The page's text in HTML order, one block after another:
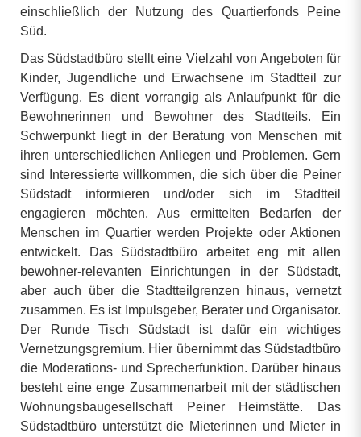
einschließlich der Nutzung des Quartierfonds Peine
Süd.
Das Südstadtbüro stellt eine Vielzahl von Angeboten für
Kinder, Jugendliche und Erwachsene im Stadtteil zur
Verfügung. Es dient vorrangig als Anlaufpunkt für die
Bewohnerinnen und Bewohner des Stadtteils. Ein
Schwerpunkt liegt in der Beratung von Menschen mit
ihren unterschiedlichen Anliegen und Problemen. Gern
sind Interessierte willkommen, die sich über die Peiner
Südstadt informieren und/oder sich im Stadtteil
engagieren möchten. Aus ermittelten Bedarfen der
Menschen im Quartier werden Projekte oder Aktionen
entwickelt. Das Südstadtbüro arbeitet eng mit allen
bewohner-relevanten Einrichtungen in der Südstadt,
aber auch über die Stadtteilgrenzen hinaus, vernetzt
zusammen. Es ist Impulsgeber, Berater und Organisator.
Der Runde Tisch Südstadt ist dafür ein wichtiges
Vernetzungsgremium. Hier übernimmt das Südstadtbüro
die Moderations- und Sprecherfunktion. Darüber hinaus
besteht eine enge Zusammenarbeit mit der städtischen
Wohnungsbaugesellschaft Peiner Heimstätte. Das
Südstadtbüro unterstützt die Mieterinnen und Mieter in